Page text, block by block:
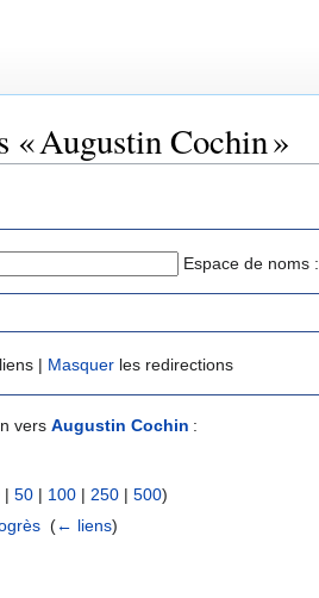
« Augustin Cochin »
Espace de noms :
| Masquer les redirections
vers Augustin Cochin :
| 50 | 100 | 250 | 500)
‎(← liens)